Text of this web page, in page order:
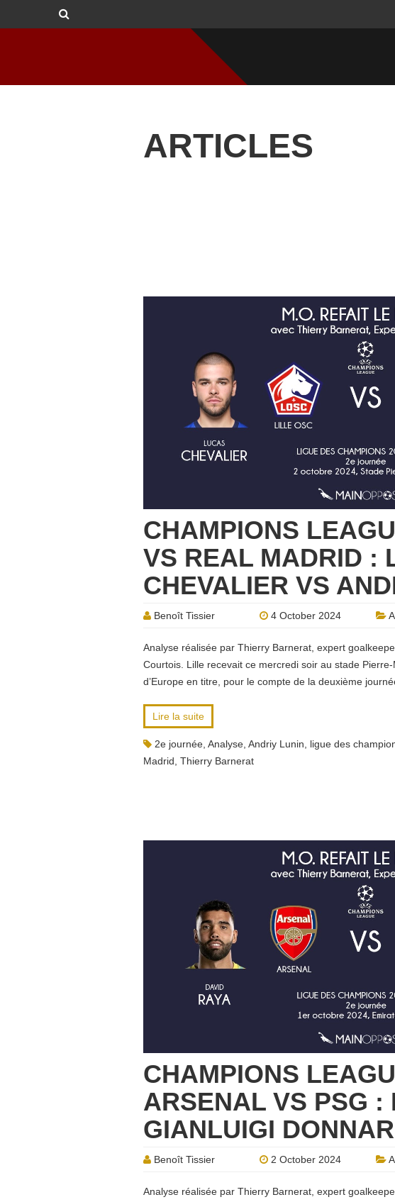
ARTICLES
CHAMPIONS
VS REAL MADRID :
CHEVALIER VS
Benoît Tissier 4 October 2024
Analyse réalisée par Thierry Barnerat, expert
Courtois. Lille recevait ce mercredi soir au stade
d’Europe en titre, pour le compte de la deuxième
Lire la suite
2e journée Analyse Andriy Lunin ligue des
Madrid Thierry Barnerat
CHAMPIONS
ARSENAL VS PSG :
GIANLUIGI
Benoît Tissier 2 October 2024
Analyse réalisée par Thierry Barnerat, expert